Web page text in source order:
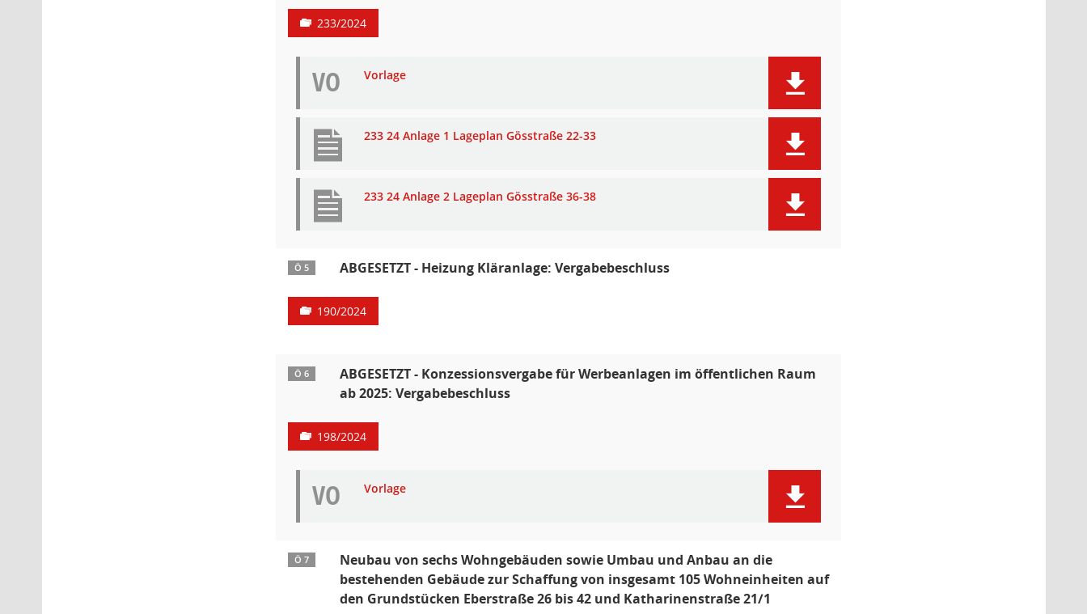
233/2024
VO Vorlage
233 24 Anlage 1 Lageplan Gösstraße 22-33
233 24 Anlage 2 Lageplan Gösstraße 36-38
Ö 5 ABGESETZT - Heizung Kläranlage: Vergabebeschluss
190/2024
Ö 6
ABGESETZT - Konzessionsvergabe für Werbeanlagen im öffentlichen Raum
ab 2025: Vergabebeschluss
198/2024
VO Vorlage
Ö 7
Neubau von sechs Wohngebäuden sowie Umbau und Anbau an die
bestehenden Gebäude zur Schaffung von insgesamt 105 Wohneinheiten auf
den Grundstücken Eberstraße 26 bis 42 und Katharinenstraße 21/1